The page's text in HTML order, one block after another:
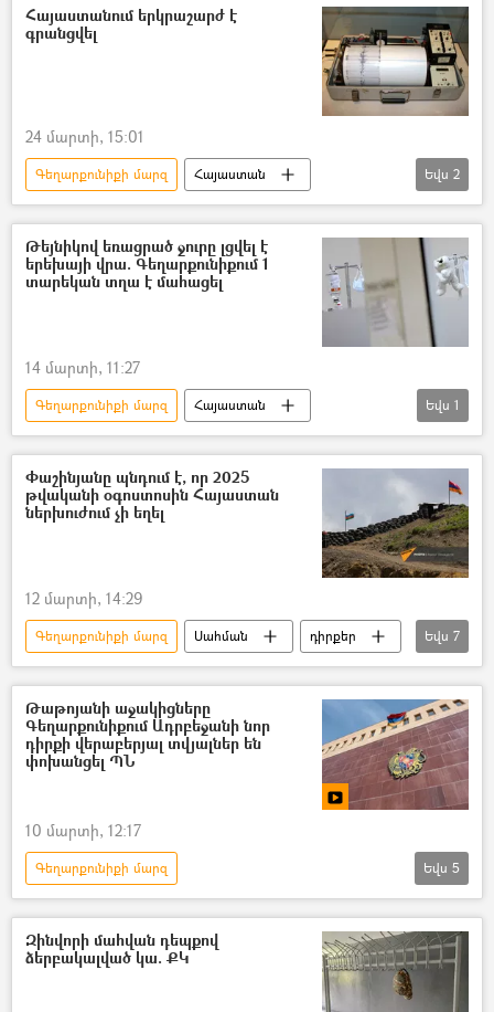
Հայաստանում երկրաշարժ է
գրանցվել
24 մարտի, 15:01
Գեղարքունիքի մարզ
Հայաստան
Երկրաշարժ
Մարտունի
Եվս 2
Թեյնիկով եռացրած ջուրը լցվել է
երեխայի վրա. Գեղարքունիքում 1
տարեկան տղա է մահացել
14 մարտի, 11:27
Գեղարքունիքի մարզ
Հայաստան
երեխա
Մահ
Եվս 1
Փաշինյանը պնդում է, որ 2025
թվականի օգոստոսին Հայաստան
ներխուժում չի եղել
12 մարտի, 14:29
Գեղարքունիքի մարզ Սահման
դիրքեր
Հայաստան
Ադրբեջան
հայ-ադրբեջանական
Նիկոլ Փաշինյան
Արման Թաթոյան
«Միասնության թևեր» նախաձեռնություն
Եվս 7
Թաթոյանի աջակիցները
Գեղարքունիքում Ադրբեջանի նոր
դիրքի վերաբերյալ տվյալներ են
փոխանցել ՊՆ
10 մարտի, 12:17
Գեղարքունիքի մարզ
ՀՀ պաշտպանության նախարարություն (ՊՆ)
Հայաստան
Ադրբեջան
Արման Թաթոյան
Եվս 5
Զինվորի մահվան դեպքով
ձերբակալված կա. ՔԿ